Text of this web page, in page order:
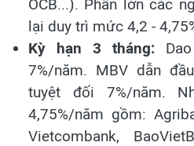
OCB...). Phần lớn các
lại duy trì mức 4,2 -
Kỳ hạn 3 tháng:
7%/năm. MBV dẫn
tuyệt đối 7%/năm.
4,75%/năm gồm:
Vietcombank,